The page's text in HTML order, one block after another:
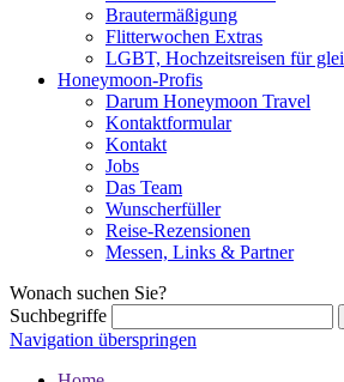
Brautermäßigung
Flitterwochen Extras
LGBT, Hochzeitsreisen für
Honeymoon-Profis
Darum Honeymoon Travel
Kontaktformular
Kontakt
Jobs
Das Team
Wunscherfüller
Reise-Rezensionen
Messen, Links & Partner
Wonach suchen Sie?
Suchbegriffe
Navigation überspringen